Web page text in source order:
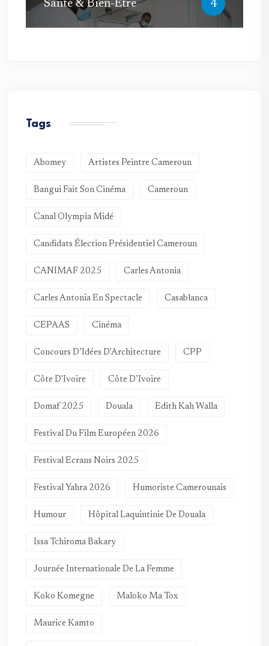
Santé & Bien-Être 4
Tags
Abomey Artistes Peintre Cameroun
Bangui Fait Son Cinéma Cameroun
Canal Olympia Midé
Candidats Élection Présidentiel Cameroun
CANIMAF 2025 Carles Antonia
Carles Antonia En Spectacle Casablanca
CEPAAS Cinéma
Concours D’Idées D'Architecture CPP
Côte D'Ivoire Côte D’Ivoire
Domaf 2025 Douala Edith Kah Walla
Festival Du Film Européen 2026
Festival Ecrans Noirs 2025
Festival Yahra 2026 Humoriste Camerounais
Humour Hôpital Laquintinie De Douala
Issa Tchiroma Bakary
Journée Internationale De La Femme
Koko Komegne Maloko Ma Tox
Maurice Kamto